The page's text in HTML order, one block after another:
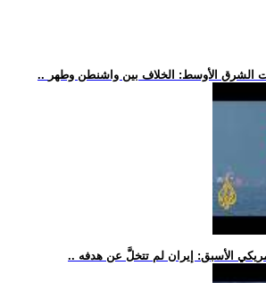
الشرق الأوسط: الخلاف بين واشنطن وطهر
الأسبق: إيران لم تتخلَّ عن هدفه